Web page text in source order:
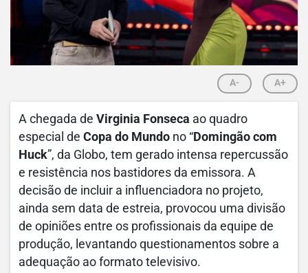
A- A+
A chegada de Virginia Fonseca ao quadro
especial de Copa do Mundo no “Domingão com
Huck”, da Globo, tem gerado intensa repercussão
e resistência nos bastidores da emissora. A
decisão de incluir a influenciadora no projeto,
ainda sem data de estreia, provocou uma divisão
de opiniões entre os profissionais da equipe de
produção, levantando questionamentos sobre a
adequação ao formato televisivo.